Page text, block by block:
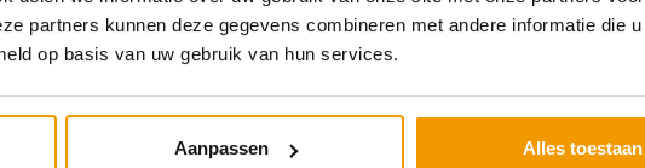
partners kunnen deze gegevens combineren met andere informatie die
op basis van uw gebruik van hun services.
Aanpassen Alles toestaan
excl. btw
In winkelwagen
Leverbaar
19.5 excl. btw
In winkelwagen
Leverbaar
7.57 excl. btw
Leverbaar